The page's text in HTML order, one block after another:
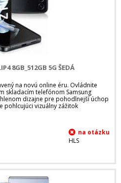
8GB_512GB 5G ŠEDÁ
na novú online éru. Ovládnite
skladacím telefónom Samsung
dizajne pre pohodlnejší úchop
pohlcujúci vizuálny zážitok
HLS